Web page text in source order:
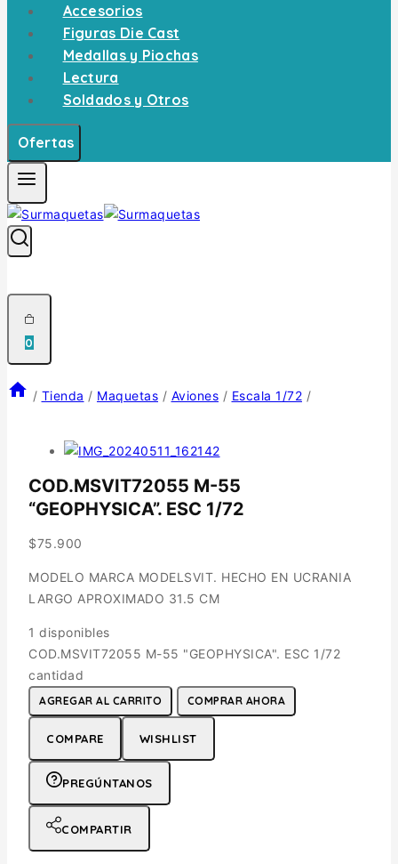
Accesorios
Figuras Die Cast
Medallas y Piochas
Lectura
Soldados y Otros
Ofertas
0
/ Tienda / Maquetas / Aviones / Escala 1/72 /
COD.MSVIT72055 M-55
“GEOPHYSICA”. ESC 1/72
$75.900
MODELO MARCA MODELSVIT. HECHO EN UCRANIA
LARGO APROXIMADO 31.5 CM
1 disponibles
COD.MSVIT72055 M-55 "GEOPHYSICA". ESC 1/72
cantidad
AGREGAR AL CARRITO COMPRAR AHORA
COMPARE WISHLIST
PREGÚNTANOS
COMPARTIR